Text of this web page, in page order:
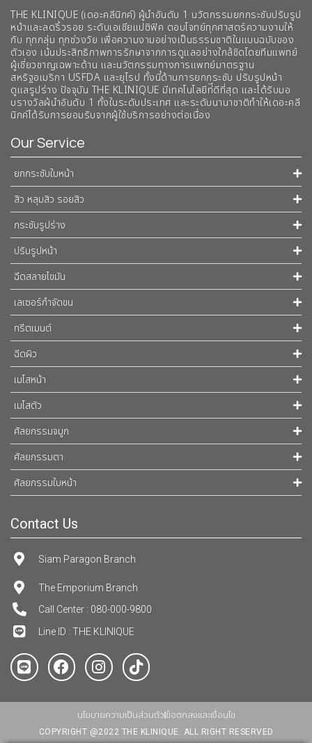
THE KLINIQUE (เดอะคลีนิกค์) ผู้นำอันดับ 1 นวัตกรรมยกกระชับปรับรูป
หน้าและลดริ้วรอย ระดับเอเชียแปซิฟิค ตอบโจทย์ทุกศาสตร์ความงามให้
กับ ทุกกลุ่ม ทุกช่วงวัย เพื่อความงามอย่างเป็นธรรมชาติในแบบฉบับของ
ตัวเอง เน้นประสิทธิภาพการรักษาจากการดูแลอย่างใกล้ชิดโดยทีมแพทย์
ผู้เชี่ยวชาญเฉพาะด้าน และนวัตกรรมทางการแพทย์มาตรฐาน
สหรัฐอเมริกา USFDA และยุโรป ทั้งนี้ด้านการยกกระชับ ปรับรูปหน้า
ดูแลรูปร่าง ปัจจุบัน THE KLINIQUE มีเทคโนโลยีท่ีดีที่สุด และได้รับมอ
บรางวัลผ้นำอันดับ 1 ทั้งในระดับประเทศ และระดับนานาชาติทําให้เดอะคลี
นิกค์ได้รับการยอมรับจากผู้ใช้บริการอย่างต่อเนื่อง
Our Service
ยกกระชับใบหน้า
สิว หลุมสิว รอยสิว
กระชับรูปร่าง
ปรับรูปหน้า
ฉีดสลายไขมัน
เลเซอร์กำจัดขน
ทรีตเมนต์
ฉีดผิว
เมโสหน้า
เมโสตัว
ศัลยกรรมจมูก
ศัลยกรรมตา
ศัลยกรรมใบหน้า
Contact Us
Siam Paragon Branch
The Emporium Branch
Call Center : 080-000-9800
Line ID : THE KLINIQUE
นโยบายความเป็นส่วนตัวข้อตกลงและเงื่อนไข
COPYRIGHT @2022 THE KLINIQUE. ALL RIGHT RESERVED